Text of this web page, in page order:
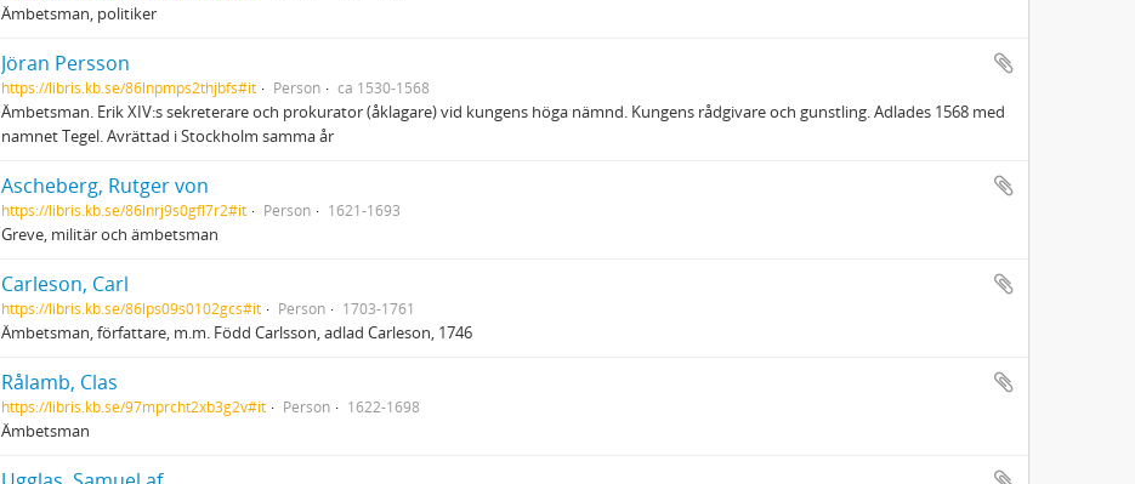
Ämbetsman, politiker
Jöran Persson
https://libris.kb.se/86lnpmps2thjbfs#it Person ca 1530-1568
Ämbetsman. Erik XIV:s sekreterare och prokurator (åklagare) vid kungens höga nämnd. Kungens rådgivare och gunstling. Adlades 1568 med
namnet Tegel. Avrättad i Stockholm samma år
Ascheberg, Rutger von
https://libris.kb.se/86lnrj9s0gfl7r2#it Person 1621-1693
Greve, militär och ämbetsman
Carleson, Carl
https://libris.kb.se/86lps09s0102gcs#it Person 1703-1761
Ämbetsman, författare, m.m. Född Carlsson, adlad Carleson, 1746
Rålamb, Clas
https://libris.kb.se/97mprcht2xb3g2v#it Person 1622-1698
Ämbetsman